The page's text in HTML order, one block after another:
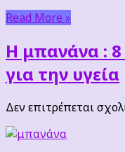
Read More »
Η μπανάνα :
για την υγεία
Δεν επιτρέπεται